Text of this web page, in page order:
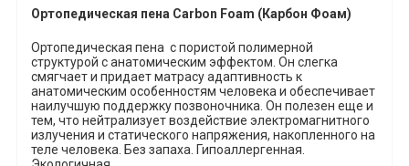
Ортопедическая пена Carbon Foam (Карбон Фоам)
Ортопедическая пена с пористой полимерной
структурой с анатомическим эффектом. Он слегка
смягчает и придает матрасу адаптивность к
анатомическим особенностям человекаи обеспечивает
наилучшую поддержку позвоночника. Он полезен еще и
тем, что нейтрализует воздействие электромагнитного
излучения и статического напряжения, накопленного на
теле человека. Без запаха. Гипоаллергенная.